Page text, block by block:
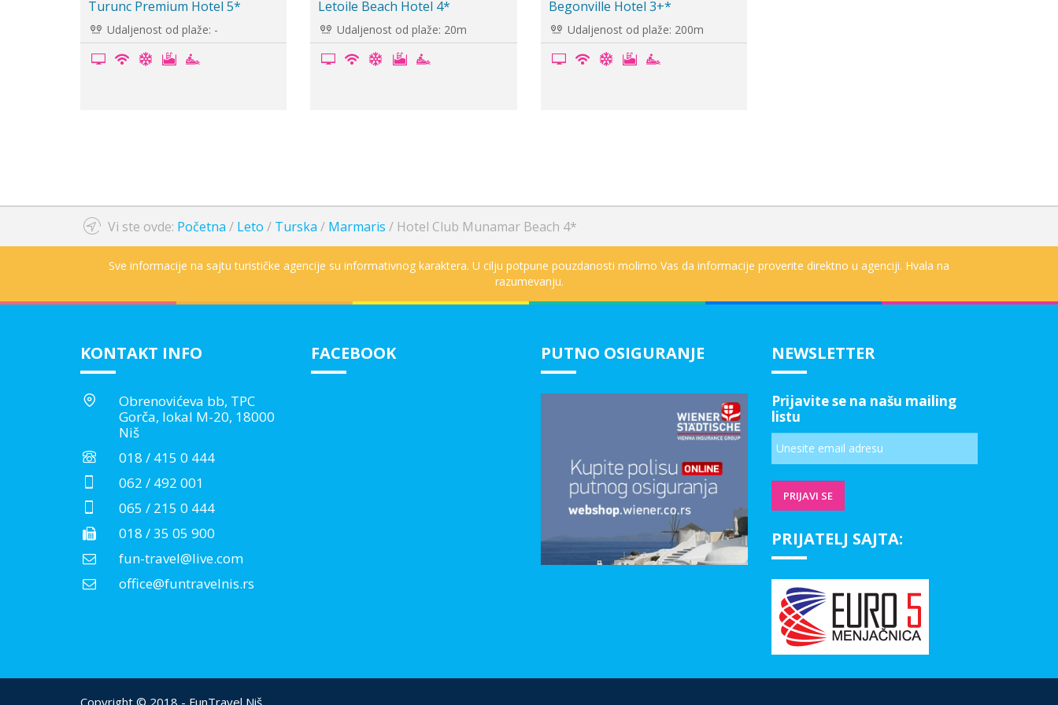
Hotel Grand Yazici Marmaris
Pala...Udaljenost od plaže: -
Aurasia Beach Hotel 3*
Udaljenost od plaže: 10m
Hotel Grand Yazici Club Turban
Udaljenost od plaže: -
Vi ste ovde: Početna / Leto / Turska / Marmaris / Hotel Club Munamar Beach 4*
Sve informacije na sajtu turističke agencije su informativnog karaktera. U cilju potpune pouzdanosti molimo Vas da informacije proverite direktno u agenciji. Hvala na
razumevanju.
KONTAKT INFO
Obrenovićeva bb, TPC
Gorča, lokal M-20, 18000
Niš
018 / 415 0 444
062 / 492 001
065 / 215 0 444
018 / 35 05 900
fun-travel@live.com
office@funtravelnis.rs
FACEBOOK PUTNO OSIGURANJE NEWSLETTER
Prijavite se na našu mailing
listu
PRIJATELJ SAJTA:
Copyright © 2018 - FunTravel Niš